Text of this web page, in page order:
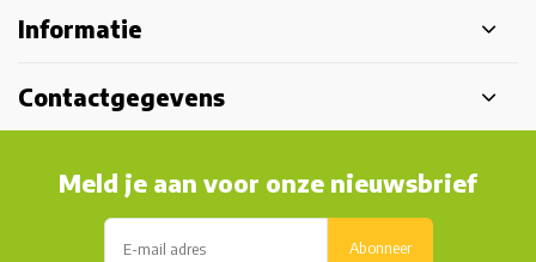
Informatie
Contactgegevens
Meld je aan voor onze nieuwsbrief
Abonneer